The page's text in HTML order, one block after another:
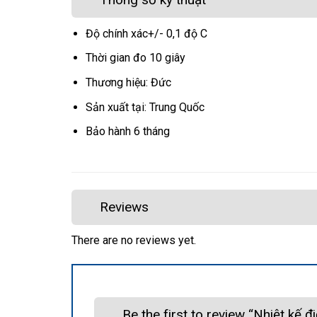
Độ chính xác+/- 0,1 độ C
Thời gian đo 10 giây
Thương hiệu: Đức
Sản xuất tại: Trung Quốc
Bảo hành 6 tháng
Reviews
There are no reviews yet.